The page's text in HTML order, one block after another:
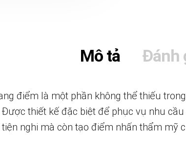
Mô tả Đánh
điểm là một phần không thể thiếu
thiết kế đặc biệt để phục vụ nhu
nghi mà còn tạo điểm nhấn thẩm mỹ